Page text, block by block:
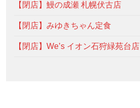
【閉店】鰻の成瀬 札幌伏古店
【閉店】みゆきちゃん定食
【閉店】We’s イオン石狩緑苑台店